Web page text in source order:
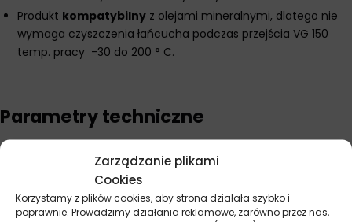
Zarządzanie plikami
Cookies
Korzystamy z plików cookies, aby strona działała szybko i
poprawnie. Prowadzimy działania reklamowe, zarówno przez nas,
Produkt kompatybilny z olejami mineralnymi, dlatego nie
wymaga czyszczenia łańcucha podczas przejścia VG 150
temp. pracy -30 do 200 ° C.
Parametry techniczne
20 l
Producent Castrol